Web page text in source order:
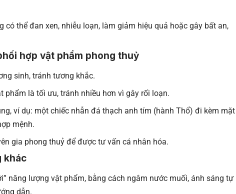
có thể đan xen, nhiễu loạn, làm giảm hiệu quả hoặc gây bất an,
hợp vật phẩm phong thuỷ
sinh, tránh tương khắc.
phẩm là tối ưu, tránh nhiều hơn vì gây rối loạn.
ví dụ: một chiếc nhẫn đá thạch anh tím (hành Thổ) đi kèm mặt
mệnh.
gia phong thuỷ để được tư vấn cá nhân hóa.
khác
năng lượng vật phẩm, bằng cách ngâm nước muối, ánh sáng tự
dẫn.